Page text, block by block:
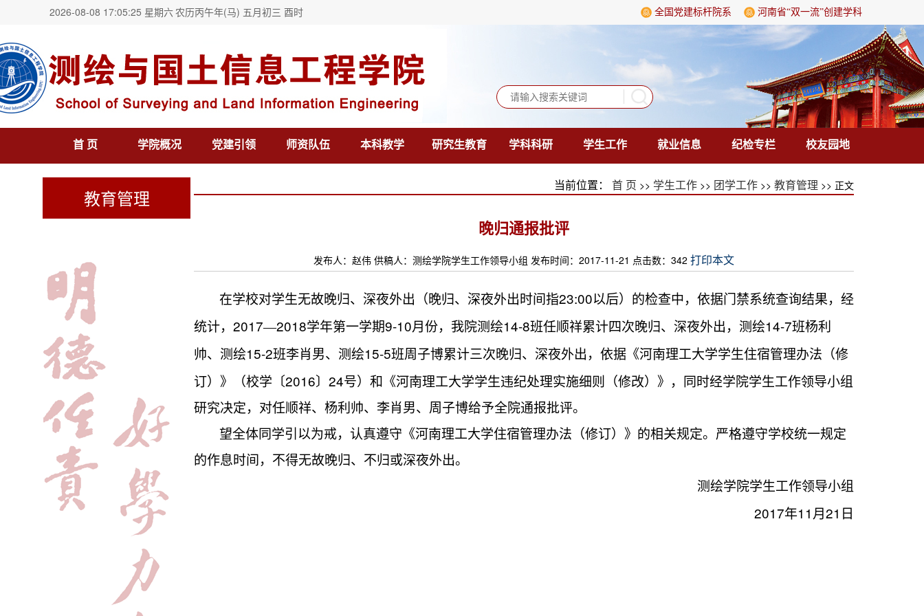
2026-08-08 17:05:26 星期六农历丙午年(马) 五月初三 酉时 全国党建标杆院系 河南省“双一流”创建学科
首 页 学院概况 党建引领 师资队伍 本科教学 研究生教育 学科科研 学生工作 就业信息 纪检专栏 校友园地
教育管理
当前位置： 首 页 >> 学生工作 >> 团学工作 >> 教育管理 >> 正文
晚归通报批评
发布人：赵伟 供稿人：测绘学院学生工作领导小组 发布时间：2017-11-21 点击数： 342 打印本文
在学校对学生无故晚归、深夜外出（晚归、深夜外出时间指23:00以后）的检查中，依据门禁系统查询结果，经
统计， 2017—2018学年第一学期9-10月份，我院测绘14-8班任顺祥累计四次晚归、深夜外出，测绘14-7班杨利
帅、测绘15-2班李肖男、测绘15-5班周子博累计三次晚归、深夜外出，依据《河南理工大学学生住宿管理办法（修
订）》（校学〔2016〕 24号）和《河南理工大学学生违纪处理实施细则（修改）》，同时经学院学生工作领导小组
研究决定，对任顺祥、杨利帅、李肖男、周子博给予全院通报批评。
望全体同学引以为戒，认真遵守《河南理工大学住宿管理办法（修订）》的相关规定。严格遵守学校统一规定
的作息时间，不得无故晚归、不归或深夜外出。
测绘学院学生工作领导小组
2017年11 月21 日